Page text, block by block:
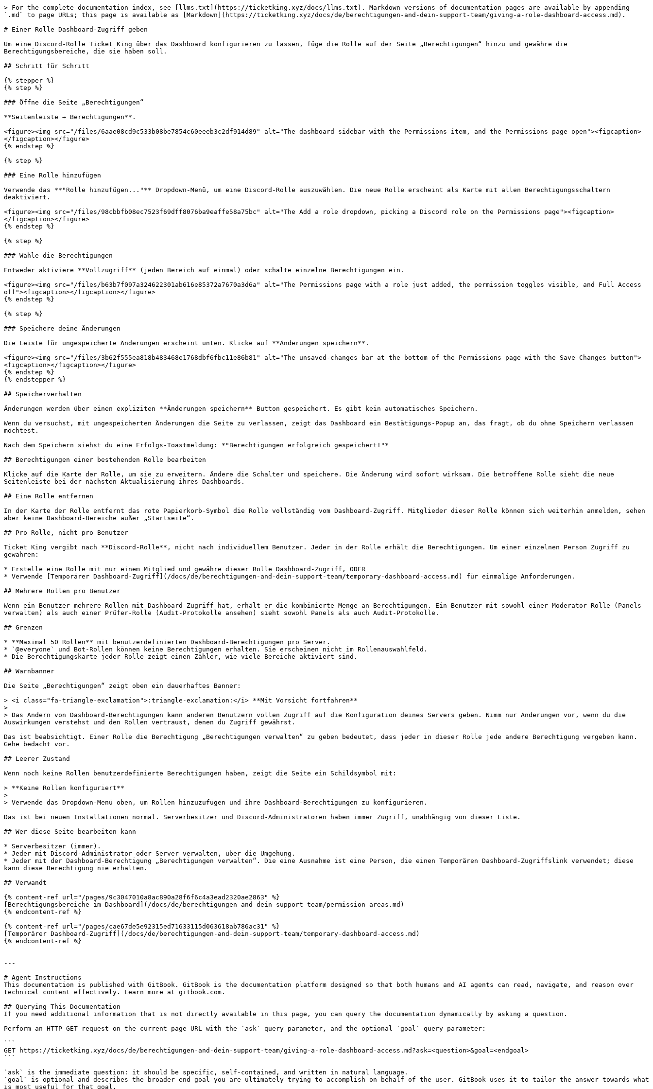
> For the complete documentation index, see [llms.txt](https://ticketking.xyz/docs/llms.txt). Markdown versions of documentation pages are available by appending
`.md` to page URLs; this page is available as [Markdown](https://ticketking.xyz/docs/de/berechtigungen-and-dein-support-team/giving-a-role-dashboard-access.md).
# Einer Rolle Dashboard-Zugriff geben
Um eine Discord-Rolle Ticket King über das Dashboard konfigurieren zu lassen, füge die Rolle auf der Seite „Berechtigungen“ hinzu und gewähre die
Berechtigungsbereiche, die sie haben soll.
## Schritt für Schritt
{% stepper %}
{% step %}
### Öffne die Seite „Berechtigungen“
**Seitenleiste → Berechtigungen**.
<figure><img src="/files/6aae08cd9c533b08be7854c60eeeb3c2df914d89" alt="The dashboard sidebar with the Permissions item, and the Permissions page open"><figcaption>
</figcaption></figure>
{% endstep %}
{% step %}
### Eine Rolle hinzufügen
Verwende das **"Rolle hinzufügen..."** Dropdown-Menü, um eine Discord-Rolle auszuwählen. Die neue Rolle erscheint als Karte mit allen Berechtigungsschaltern
deaktiviert.
<figure><img src="/files/98cbbfb08ec7523f69dff8076ba9eaffe58a75bc" alt="The Add a role dropdown, picking a Discord role on the Permissions page"><figcaption>
</figcaption></figure>
{% endstep %}
{% step %}
### Wähle die Berechtigungen
Entweder aktiviere **Vollzugriff** (jeden Bereich auf einmal) oder schalte einzelne Berechtigungen ein.
<figure><img src="/files/b63b7f097a324622301ab616e85372a7670a3d6a" alt="The Permissions page with a role just added, the permission toggles visible, and Full Access
off"><figcaption></figcaption></figure>
{% endstep %}
{% step %}
### Speichere deine Änderungen
Die Leiste für ungespeicherte Änderungen erscheint unten. Klicke auf **Änderungen speichern**.
<figure><img src="/files/3b62f555ea818b483468e1768dbf6fbc11e86b81" alt="The unsaved-changes bar at the bottom of the Permissions page with the Save Changes button">
<figcaption></figcaption></figure>
{% endstep %}
{% endstepper %}
## Speicherverhalten
Änderungen werden über einen expliziten **Änderungen speichern** Button gespeichert. Es gibt kein automatisches Speichern.
Wenn du versuchst, mit ungespeicherten Änderungen die Seite zu verlassen, zeigt das Dashboard ein Bestätigungs-Popup an, das fragt, ob du ohne Speichern verlassen
möchtest.
Nach dem Speichern siehst du eine Erfolgs-Toastmeldung: *"Berechtigungen erfolgreich gespeichert!"*
## Berechtigungen einer bestehenden Rolle bearbeiten
Klicke auf die Karte der Rolle, um sie zu erweitern. Ändere die Schalter und speichere. Die Änderung wird sofort wirksam. Die betroffene Rolle sieht die neue
Seitenleiste bei der nächsten Aktualisierung ihres Dashboards.
## Eine Rolle entfernen
In der Karte der Rolle entfernt das rote Papierkorb-Symbol die Rolle vollständig vom Dashboard-Zugriff. Mitglieder dieser Rolle können sich weiterhin anmelden, sehen
aber keine Dashboard-Bereiche außer „Startseite“.
## Pro Rolle, nicht pro Benutzer
Ticket King vergibt nach **Discord-Rolle**, nicht nach individuellem Benutzer. Jeder in der Rolle erhält die Berechtigungen. Um einer einzelnen Person Zugriff zu
gewähren:
* Erstelle eine Rolle mit nur einem Mitglied und gewähre dieser Rolle Dashboard-Zugriff, ODER
* Verwende [Temporärer Dashboard-Zugriff](/docs/de/berechtigungen-and-dein-support-team/temporary-dashboard-access.md) für einmalige Anforderungen.
## Mehrere Rollen pro Benutzer
Wenn ein Benutzer mehrere Rollen mit Dashboard-Zugriff hat, erhält er die kombinierte Menge an Berechtigungen. Ein Benutzer mit sowohl einer Moderator-Rolle (Panels
verwalten) als auch einer Prüfer-Rolle (Audit-Protokolle ansehen) sieht sowohl Panels als auch Audit-Protokolle.
## Grenzen
* **Maximal 50 Rollen** mit benutzerdefinierten Dashboard-Berechtigungen pro Server.
* `@everyone` und Bot-Rollen können keine Berechtigungen erhalten. Sie erscheinen nicht im Rollenauswahlfeld.
* Die Berechtigungskarte jeder Rolle zeigt einen Zähler, wie viele Bereiche aktiviert sind.
## Warnbanner
Die Seite „Berechtigungen“ zeigt oben ein dauerhaftes Banner:
> <i class="fa-triangle-exclamation">:triangle-exclamation:</i> **Mit Vorsicht fortfahren**
>
> Das Ändern von Dashboard-Berechtigungen kann anderen Benutzern vollen Zugriff auf die Konfiguration deines Servers geben. Nimm nur Änderungen vor, wenn du die
Auswirkungen verstehst und den Rollen vertraust, denen du Zugriff gewährst.
Das ist beabsichtigt. Einer Rolle die Berechtigung „Berechtigungen verwalten“ zu geben bedeutet, dass jeder in dieser Rolle jede andere Berechtigung vergeben kann.
Gehe bedacht vor.
## Leerer Zustand
Wenn noch keine Rollen benutzerdefinierte Berechtigungen haben, zeigt die Seite ein Schildsymbol mit:
> **Keine Rollen konfiguriert**
>
> Verwende das Dropdown-Menü oben, um Rollen hinzuzufügen und ihre Dashboard-Berechtigungen zu konfigurieren.
Das ist bei neuen Installationen normal. Serverbesitzer und Discord-Administratoren haben immer Zugriff, unabhängig von dieser Liste.
## Wer diese Seite bearbeiten kann
* Serverbesitzer (immer).
* Jeder mit Discord-Administrator oder Server verwalten, über die Umgehung.
* Jeder mit der Dashboard-Berechtigung „Berechtigungen verwalten“. Die eine Ausnahme ist eine Person, die einen Temporären Dashboard-Zugriffslink verwendet; diese
kann diese Berechtigung nie erhalten.
## Verwandt
{% content-ref url="/pages/9c3047010a8ac890a28f6f6c4a3ead2320ae2863" %}
[Berechtigungsbereiche im Dashboard](/docs/de/berechtigungen-and-dein-support-team/permission-areas.md)
{% endcontent-ref %}
{% content-ref url="/pages/cae67de5e92315ed71633115d063618ab786ac31" %}
[Temporärer Dashboard-Zugriff](/docs/de/berechtigungen-and-dein-support-team/temporary-dashboard-access.md)
{% endcontent-ref %}
---
# Agent Instructions
This documentation is published with GitBook. GitBook is the documentation platform designed so that both humans and AI agents can read, navigate, and reason over
technical content effectively. Learn more at gitbook.com.
## Querying This Documentation
If you need additional information that is not directly available in this page, you can query the documentation dynamically by asking a question.
Perform an HTTP GET request on the current page URL with the `ask` query parameter, and the optional `goal` query parameter:
```
GET https://ticketking.xyz/docs/de/berechtigungen-and-dein-support-team/giving-a-role-dashboard-access.md?ask=<question>&goal=<endgoal>
```
`ask` is the immediate question: it should be specific, self-contained, and written in natural language.
`goal` is optional and describes the broader end goal you are ultimately trying to accomplish on behalf of the user. GitBook uses it to tailor the answer towards what
is most useful for that goal.